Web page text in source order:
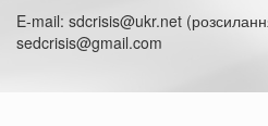
E-mail: sdcrisis@ukr.net
sedcrisis@gmail.com